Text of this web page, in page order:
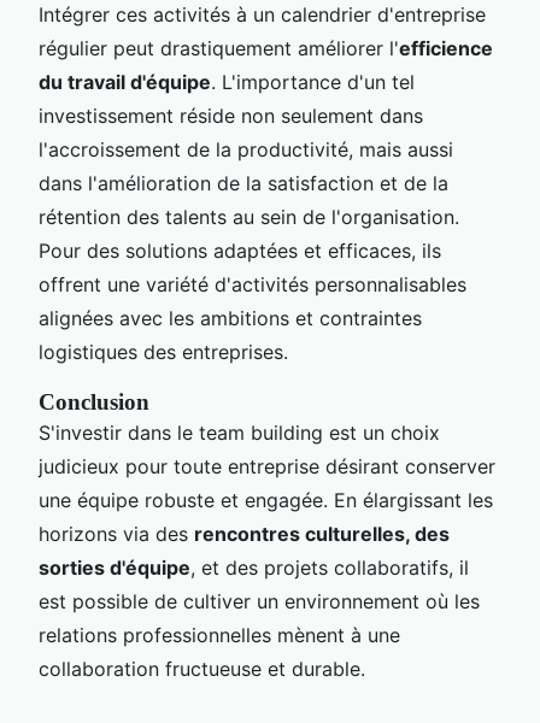
Intégrer ces activités à un calendrier d'entreprise
régulier peut drastiquement améliorer l'efficience
du travail d'équipe. L'importance d'un tel
investissement réside non seulement dans
l'accroissement de la productivité, mais aussi
dans l'amélioration de la satisfaction et de la
rétention des talents au sein de l'organisation.
Pour des solutions adaptées et efficaces, ils
offrent une variété d'activités personnalisables
alignées avec les ambitions et contraintes
logistiques des entreprises.
Conclusion
S'investir dans le team building est un choix
judicieux pour toute entreprise désirant conserver
une équipe robuste et engagée. En élargissant les
horizons via des rencontres culturelles, des
sorties d'équipe, et des projets collaboratifs, il
est possible de cultiver un environnement où les
relations professionnelles mènent à une
collaboration fructueuse et durable.